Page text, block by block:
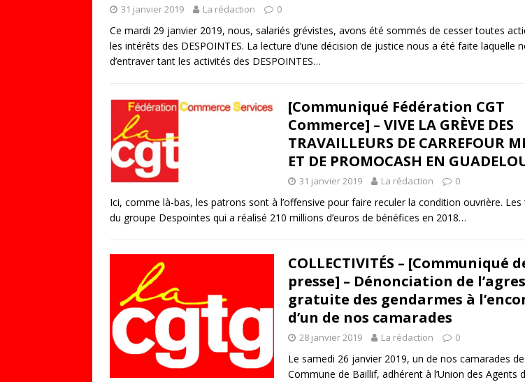
31 janvier 2019 La rédaction 0
Ce mardi 29 janvier 2019, nous, salariés grévistes, avons été sommés de cesser toutes
les intérêts des DESPOINTES. La lecture d’une décision de justice nous a été faite laquelle
d’entraver tant les activités des DESPOINTES…
[Communiqué Fédération CGT
Commerce] – VIVE LA GRÈVE DES
TRAVAILLEURS DE CARREFOUR
ET DE PROMOCASH EN
31 janvier 2019 La rédaction 0
Ici, comme là-bas, les patrons sont à l’offensive pour faire reculer la condition ouvrière. Les
du groupe Despointes qui a réalisé 210 millions d’euros de bénéfices en 2018…
COLLECTIVITÉS – [Communiqué
presse] – Dénonciation de
gratuite des gendarmes à
d’un de nos camarades
28 janvier 2019 La rédaction 0
Le samedi 26 janvier 2019, un de nos camarades
Commune de Baillif, adhérent à l’Union des Agents